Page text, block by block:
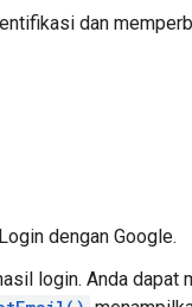
dan
dengan Google.
login. Anda